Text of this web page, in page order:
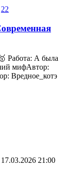
22
Работа: А была
мифАвтор:
Вредное_котэ
17.03.2026 21:00